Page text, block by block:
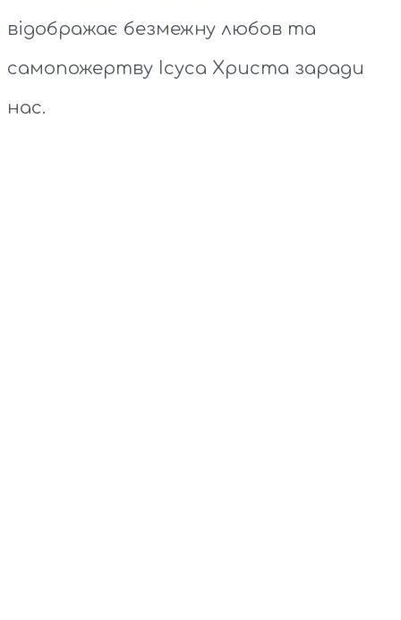
відображає безмежну любов та
самопожертву Ісуса Христа заради
нас.